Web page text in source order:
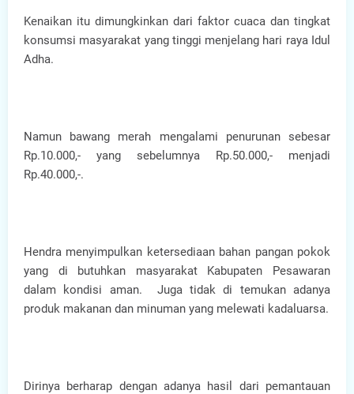
Kenaikan itu dimungkinkan dari faktor cuaca dan tingkat
konsumsi masyarakat yang tinggi menjelang hari raya Idul
Adha.
Namun bawang merah mengalami penurunan sebesar
Rp.10.000,- yang sebelumnya Rp.50.000,- menjadi
Rp.40.000,-.
Hendra menyimpulkan ketersediaan bahan pangan pokok
yang di butuhkan masyarakat Kabupaten Pesawaran
dalam kondisi aman. Juga tidak di temukan adanya
produk makanan dan minuman yang melewati kadaluarsa.
Dirinya berharap dengan adanya hasil dari pemantauan